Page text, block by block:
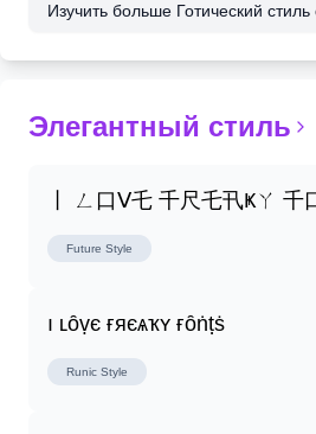
Изучить больше Готический стиль
Элегантный стиль
丨 ㄥ口ᐯ乇 千尺乇卂Ҝㄚ 千
Future Style
ı ʟȏṿє ғяєѧҡʏ ғȏṅṭṡ
Runic Style